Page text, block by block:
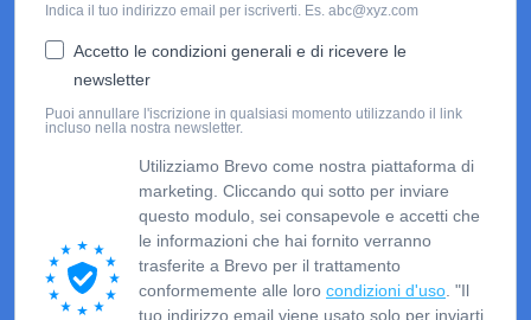
Indica il tuo indirizzo email per iscriverti. Es. abc@xyz.com
Accetto le condizioni generali e di ricevere le
newsletter
Puoi annullare l'iscrizione in qualsiasi momento utilizzando il link
incluso nella nostra newsletter.
Utilizziamo Brevo come nostra piattaforma di
marketing. Cliccando qui sotto per inviare
questo modulo, sei consapevole e accetti che
le informazioni che hai fornito verranno
trasferite a Brevo per il trattamento
conformemente alle loro condizioni d'uso . "Il
tuo indirizzo email viene usato solo per inviarti